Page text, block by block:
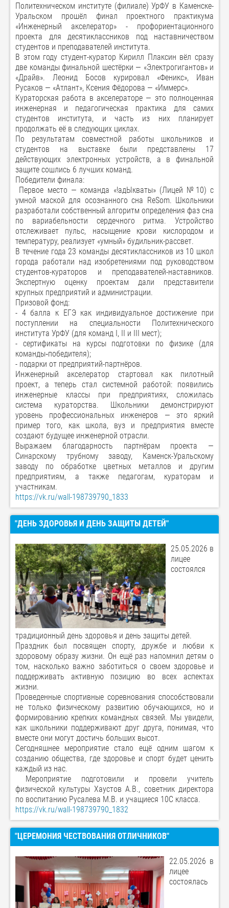
Политехническом институте (филиале) УрФУ в Каменске-
Уральском прошёл финал проектного практикума
«Инженерный акселератор» - профориентационного
проекта для десятиклассников под наставничеством
студентов и преподавателей института.
В этом году студент-куратор Кирилл Плаксин вёл сразу
две команды финальной шестёрки — «Электрогигантов» и
«Драйв». Леонид Босов курировал «Феникс», Иван
Русаков — «Атлант», Ксения Фёдорова — «Иммерс».
Кураторская работа в акселераторе — это полноценная
инженерная и педагогическая практика для самих
студентов института, и часть из них планирует
продолжать её в следующих циклах.
По результатам совместной работы школьников и
студентов на выставке были представлены 17
действующих электронных устройств, а в финальной
защите сошлись 6 лучших команд.
Победители финала:
Первое место — команда «!адЫкваты» (Лицей №10) с
умной маской для осознанного сна ReSom. Школьники
разработали собственный алгоритм определения фаз сна
по вариабельности сердечного ритма. Устройство
отслеживает пульс, насыщение крови кислородом и
температуру, реализует «умный» будильник-рассвет.
В течение года 23 команды десятиклассников из 10 школ
города работали над изобретениями под руководством
студентов-кураторов и преподавателей-наставников.
Экспертную оценку проектам дали представители
крупных предприятий и администрации.
Призовой фонд:
- 4 балла к ЕГЭ как индивидуальное достижение при
поступлении на специальности Политехнического
института УрФУ (для команд I, II и III мест);
- сертификаты на курсы подготовки по физике (для
команды‑победителя);
- подарки от предприятий-партнёров.
Инженерный акселератор стартовал как пилотный
проект, а теперь стал системной работой: появились
инженерные классы при предприятиях, сложилась
система кураторства. Школьники демонстрируют
уровень профессиональных инженеров — это яркий
пример того, как школа, вуз и предприятия вместе
создают будущее инженерной отрасли.
Выражаем благодарность партнёрам проекта —
Синарскому трубному заводу, Каменск-Уральскому
заводу по обработке цветных металлов и другим
предприятиям, а также педагогам, кураторам и
участникам.
https://vk.ru/wall-198739790_1833
"ДЕНЬ ЗДОРОВЬЯ И ДЕНЬ ЗАЩИТЫ ДЕТЕЙ"
25.05.2026 в
лицее
состоялся
традиционный день здоровья и день защиты детей.
Праздник был посвящен спорту, дружбе и любви к
здоровому образу жизни. Он ещё раз напомнил детям о
том, насколько важно заботиться о своем здоровье и
поддерживать активную позицию во всех аспектах
жизни.
Проведенные спортивные соревнования способствовали
не только физическому развитию обучающихся, но и
формированию крепких командных связей. Мы увидели,
как школьники поддерживают друг друга, понимая, что
вместе они могут достичь больших высот.
Сегодняшнее мероприятие стало ещё одним шагом к
созданию общества, где здоровье и спорт будет ценить
каждый из нас.
Мероприятие подготовили и провели учитель
физической культуры Хаустов А.В., советник директора
по воспитанию Русалева М.В. и учащиеся 10С класса.
https://vk.ru/wall-198739790_1832
"ЦЕРЕМОНИЯ ЧЕСТВОВАНИЯ ОТЛИЧНИКОВ"
22.05.2026 в
лицее
состоялась